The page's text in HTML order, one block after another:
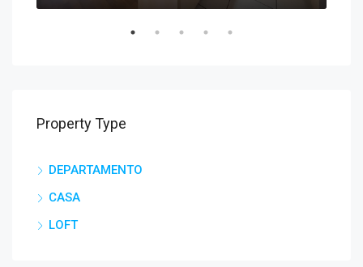
Property Type
DEPARTAMENTO
CASA
LOFT